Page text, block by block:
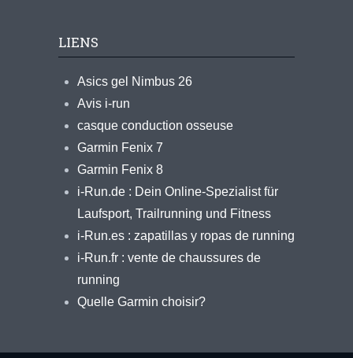
LIENS
Asics gel Nimbus 26
Avis i-run
casque conduction osseuse
Garmin Fenix 7
Garmin Fenix 8
i-Run.de : Dein Online-Spezialist für
Laufsport, Trailrunning und Fitness
i-Run.es : zapatillas y ropas de running
i-Run.fr : vente de chaussures de
running
Quelle Garmin choisir?